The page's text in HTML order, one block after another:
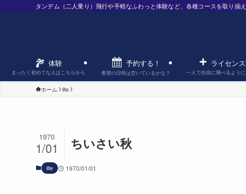
タンデム（二人乗り）飛行や手軽なふわっと体験など、各種コースを取り揃
体験
まったく初めてな人はこちらから
予約する！
希望の日時は空いているかな？
ライセン
一人で自由に飛べるように
ホーム life
ちいさい秋
1970
1/01
life 1970/01/01